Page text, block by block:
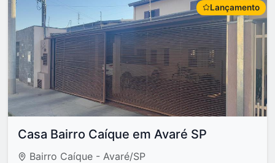
Lançamento
Casa Bairro Caíque em Avaré SP
Bairro Caíque - Avaré/SP